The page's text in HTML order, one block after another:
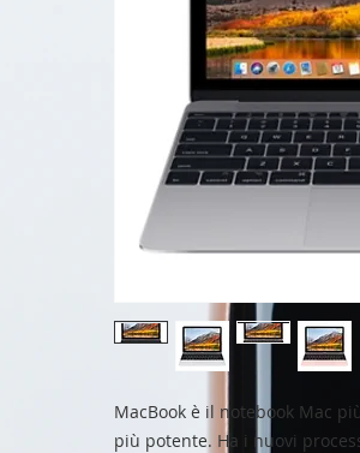
MacBook è il notebook Mac
più potente. Ha i nuovi